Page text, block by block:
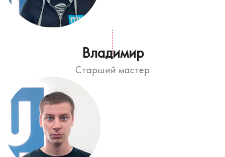
Владимир
Старший мастер